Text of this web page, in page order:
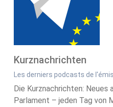
Kurznachrichten
Les derniers podcasts de
Die Kurznachrichten: Neues
Parlament – jeden Tag von